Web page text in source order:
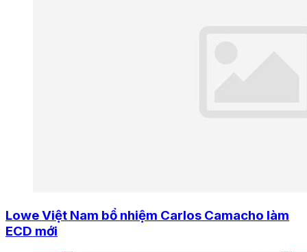
Lowe Việt Nam bổ nhiệm Carlos Camacho làm
ECD mới